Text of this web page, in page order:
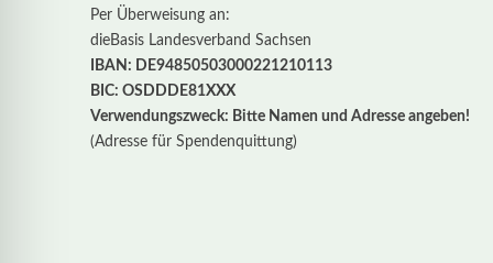
Per Überweisung an:
dieBasis Landesverband Sachsen
IBAN: DE94850503000221210113
BIC: OSDDDE81XXX
Verwendungszweck: Bitte Namen und Adresse angeben!
(Adresse für Spendenquittung)